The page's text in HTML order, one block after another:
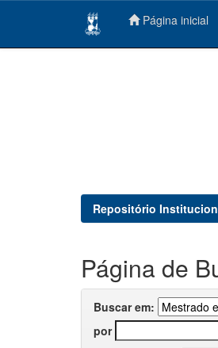
Página inicial
Repositório
Página de
Buscar em:
por